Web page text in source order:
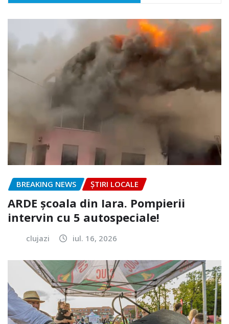
BREAKING NEWS ȘTIRI LOCALE
ARDE școala din Iara. Pompierii
intervin cu 5 autospeciale!
clujazi iul. 16, 2026